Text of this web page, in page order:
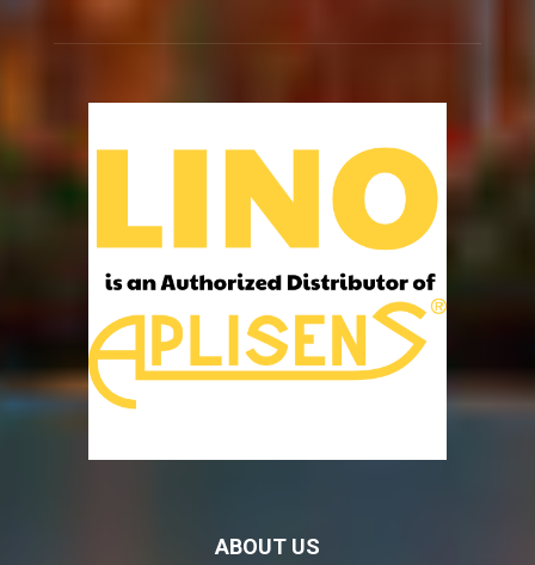
ABOUT US